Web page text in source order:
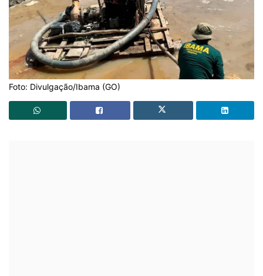
Foto: Divulgação/Ibama (GO)